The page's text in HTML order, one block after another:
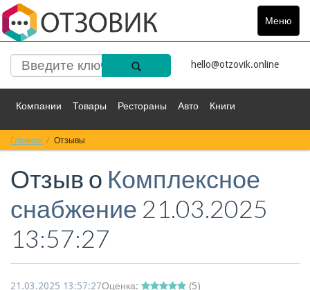
Меню
Toggle
hello@otzovik.online
Компании Товары Рестораны Авто Книги
Спорт Фильмы
Красота Здоровье Остальное
Главная Отзывы
Отзыв о Комплексное
снабжение 21.03.2025
13:57:27
21.03.2025 13:57:27Оценка: (5)